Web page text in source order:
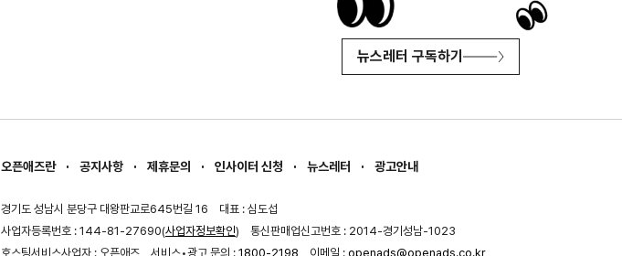
뉴스레터 구독하기
오픈애즈란 공지사항 제휴문의 인사이터 신청 뉴스레터 광고안내
경기도 성남시 분당구 대왕판교로645번길 16
대표 : 심도섭
사업자등록번호 : 144-81-27690(사업자정보확인)
통신판매업신고번호 : 2014-경기성남-1023
호스팅서비스사업자 : 오픈애즈
서비스•광고 문의 : 1800-2198 이메일 : openads@openads.co.kr